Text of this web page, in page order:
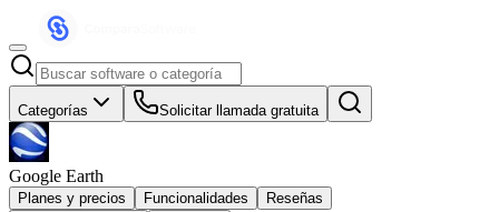
Categorías Solicitar llamada gratuita
Google Earth
Planes y precios Funcionalidades
Reseñas